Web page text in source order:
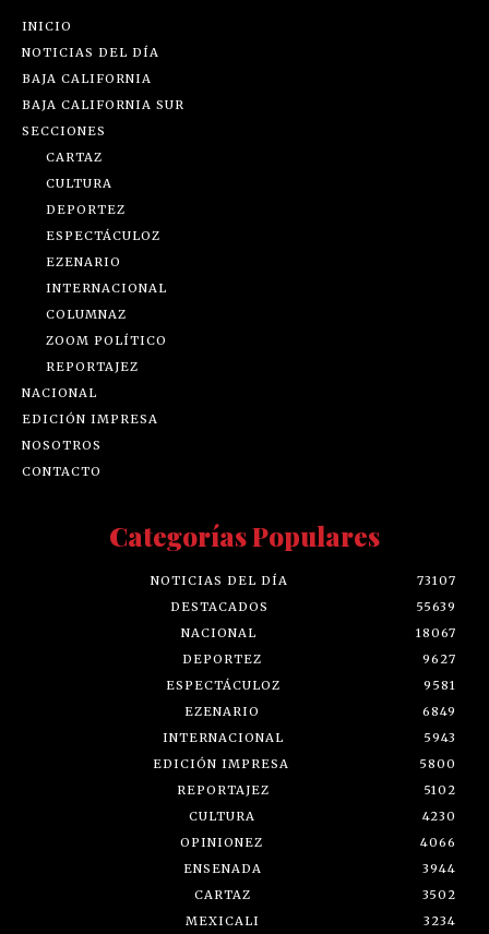
INICIO
NOTICIAS DEL DÍA
BAJA CALIFORNIA
BAJA CALIFORNIA SUR
SECCIONES
CARTAZ
CULTURA
DEPORTEZ
ESPECTÁCULOZ
EZENARIO
INTERNACIONAL
COLUMNAZ
ZOOM POLÍTICO
REPORTAJEZ
NACIONAL
EDICIÓN IMPRESA
NOSOTROS
CONTACTO
Categorías Populares
NOTICIAS DEL DÍA
73107
DESTACADOS
55639
NACIONAL
18067
DEPORTEZ
9627
ESPECTÁCULOZ
9581
EZENARIO
6849
INTERNACIONAL
5943
EDICIÓN IMPRESA
5800
REPORTAJEZ
5102
CULTURA
4230
OPINIONEZ
4066
ENSENADA
3944
CARTAZ
3502
MEXICALI
3234